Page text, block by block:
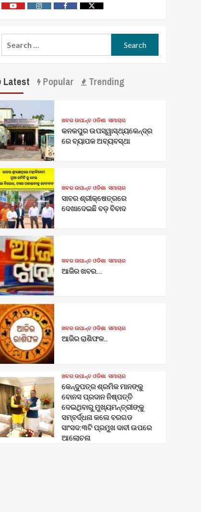
YoutubeVimeo FacebookTwitter
Latest Popular Trending
ଖବର ଉପାନ୍ତ ଓଡିଶା ସମାଚାର
କନକପୁର ଉପସ୍ୱାସ୍ଥ୍ୟକେନ୍ଦ୍ର
ରେ ବ୍ୟାପକ ଅବ୍ୟବସ୍ଥା
ଖବର ଉପାନ୍ତ ଓଡିଶା ସମାଚାର
ସାବର ଶ୍ରୀକ୍ଷେତ୍ରରେ
ଦେଖାଦେଇଛି ବଡ଼ ବିବାଦ
ଖବର ଉପାନ୍ତ ଓଡିଶା ସମାଚାର
ଆଜିର ଖବର…
ଖବର ଉପାନ୍ତ ଓଡିଶା ସମାଚାର
ଆଜିର ରାଶିଫଳ..
ଖବର ଉପାନ୍ତ ଓଡିଶା ସମାଚାର
କେନ୍ଦୁପତ୍ର ଶ୍ରମିକ ମାନଙ୍କୁ
ବୋନସ ପ୍ରଦାନ ନିଷ୍ପତ୍ତି
ଦେଇଥିବାରୁ ମୁଖ୍ୟମନ୍ତ୍ରୀଙ୍କୁ
ସମ୍ବର୍ଦ୍ଧନା କଲେ ବରଗଡ
ସାଂସଦ:୩ଟି ପ୍ରମୁଖ ଦାବୀ ଉପରେ
ଆଲୋଚନା